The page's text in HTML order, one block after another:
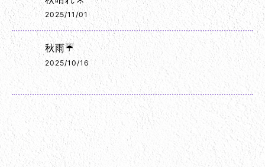
2025/11/01
秋雨☔
2025/10/16